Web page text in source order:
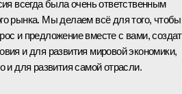
всегда была очень ответственным
рынка. Мы делаем всё для того, чтобы
и предложение вместе с вами,
и для развития мировой экономики,
и для развития самой отрасли.